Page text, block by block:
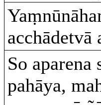
acchādetvā
So aparena
pahāya,